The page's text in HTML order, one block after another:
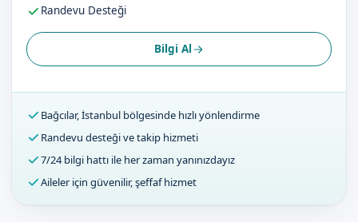
Randevu Desteği
Bilgi Al
Bağcılar, İstanbul bölgesinde hızlı yönlendirme
Randevu desteği ve takip hizmeti
7/24 bilgi hattı ile her zaman yanınızdayız
Aileler için güvenilir, şeffaf hizmet